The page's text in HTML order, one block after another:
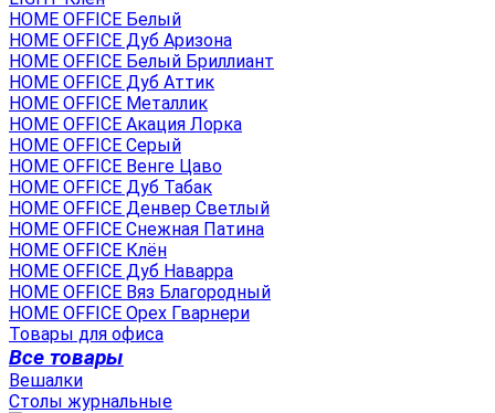
HOME OFFICE Белый
HOME OFFICE Дуб Аризона
HOME OFFICE Белый Бриллиант
HOME OFFICE Дуб Аттик
HOME OFFICE Металлик
HOME OFFICE Акация Лорка
HOME OFFICE Серый
HOME OFFICE Венге Цаво
HOME OFFICE Дуб Табак
HOME OFFICE Денвер Светлый
HOME OFFICE Снежная Патина
HOME OFFICE Клён
HOME OFFICE Дуб Наварра
HOME OFFICE Вяз Благородный
HOME OFFICE Орех Гварнери
Товары для офиса
Все товары
Вешалки
Столы журнальные